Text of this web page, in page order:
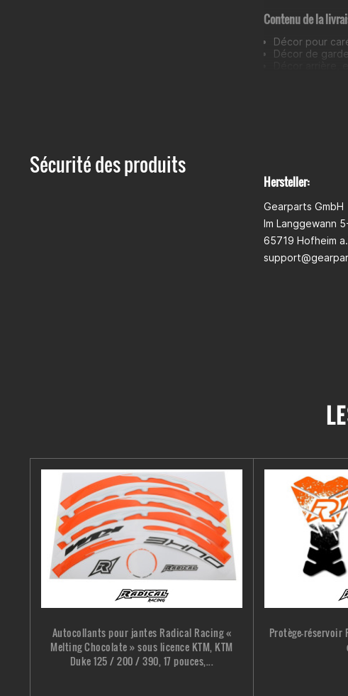
Contenu de la
Décor pour
Décor de
Sécurité des produits
Hersteller:
Gearparts GmbH
Im Langgewann
65719 Hofheim
Autocollants pour jantes Radical Racing «
Melting Chocolate » sous licence KTM, KTM
Duke 125 / 200 / 390, 17 pouces,...
Protège-réservoir